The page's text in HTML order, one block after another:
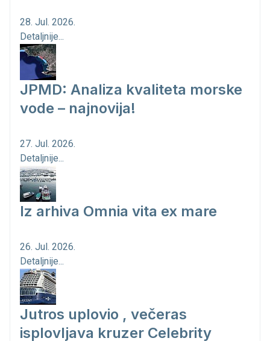
28. Jul. 2026.
Detaljnije...
JPMD: Analiza kvaliteta morske
vode – najnovija!
27. Jul. 2026.
Detaljnije...
Iz arhiva Omnia vita ex mare
26. Jul. 2026.
Detaljnije...
Jutros uplovio , večeras
isplovljava kruzer Celebrity